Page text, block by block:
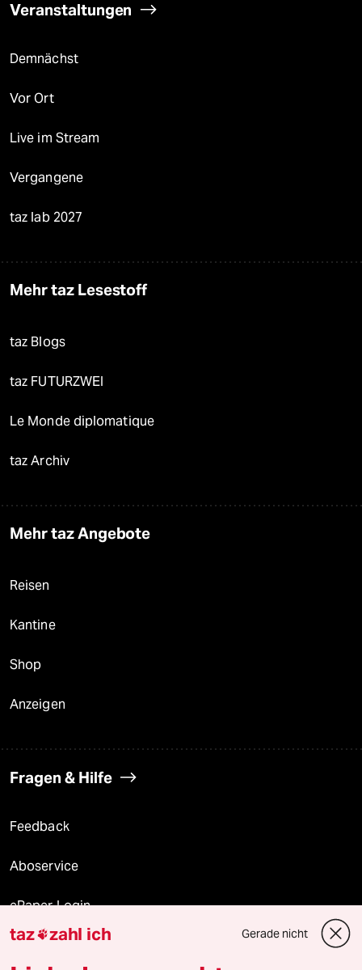
Veranstaltungen
Demnächst
Vor Ort
Live im Stream
Vergangene
taz lab 2027
Mehr taz Lesestoff
taz Blogs
taz FUTURZWEI
Le Monde diplomatique
taz Archiv
Mehr taz Angebote
Reisen
Kantine
Shop
Anzeigen
Fragen & Hilfe
Feedback
Aboservice
ePaper Login
Downloads für Abonnierende
taz zahl ich Gerade nicht